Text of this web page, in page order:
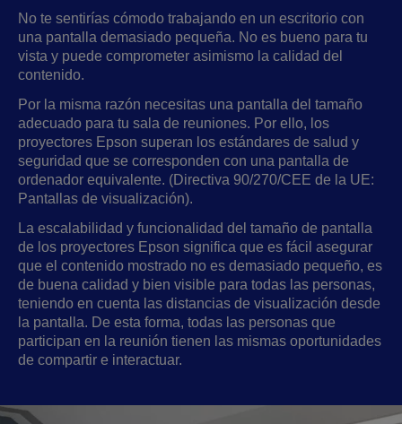
No te sentirías cómodo trabajando en un escritorio con
una pantalla demasiado pequeña. No es bueno para tu
vista y puede comprometer asimismo la calidad del
contenido.
Por la misma razón necesitas una pantalla del tamaño
adecuado para tu sala de reuniones. Por ello, los
proyectores Epson superan los estándares de salud y
seguridad que se corresponden con una pantalla de
ordenador equivalente. (Directiva 90/270/CEE de la UE:
Pantallas de visualización).
La escalabilidad y funcionalidad del tamaño de pantalla
de los proyectores Epson significa que es fácil asegurar
que el contenido mostrado no es demasiado pequeño, es
de buena calidad y bien visible para todas las personas,
teniendo en cuenta las distancias de visualización desde
la pantalla. De esta forma, todas las personas que
participan en la reunión tienen las mismas oportunidades
de compartir e interactuar.